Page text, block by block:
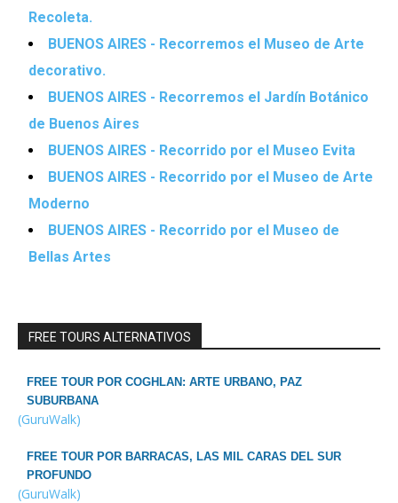
Recoleta.
BUENOS AIRES - Recorremos el Museo de Arte
decorativo.
BUENOS AIRES - Recorremos el Jardín Botánico
de Buenos Aires
BUENOS AIRES - Recorrido por el Museo Evita
BUENOS AIRES - Recorrido por el Museo de Arte
Moderno
BUENOS AIRES - Recorrido por el Museo de
Bellas Artes
FREE TOURS ALTERNATIVOS
FREE TOUR POR COGHLAN: ARTE URBANO, PAZ
SUBURBANA
(GuruWalk)
FREE TOUR POR BARRACAS, LAS MIL CARAS DEL SUR
PROFUNDO
(GuruWalk)